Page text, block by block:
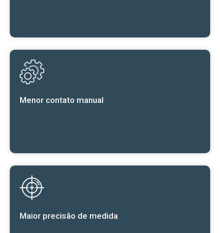
Menor contato manual
Maior precisão de medida